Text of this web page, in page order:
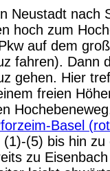
Neustadt nach
hoch zum
auf dem
fahren). Dann
gehen. Hier
freien
Basel
(1)-(5) bis hin
zu